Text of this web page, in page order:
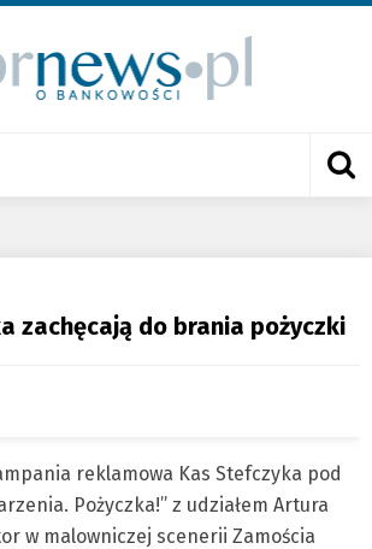
zachęcają do brania pożyczki
reklamowa Kas Stefczyka pod
Pożyczka!” z udziałem Artura
w malowniczej scenerii Zamościa